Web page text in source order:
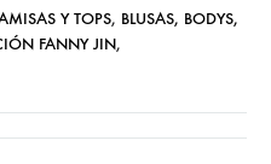
Y TOPS, BLUSAS, BODYS,
FANNY JIN,